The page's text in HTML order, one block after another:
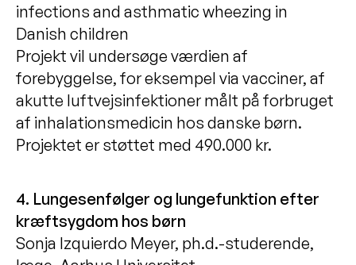
infections and asthmatic wheezing in
Danish children
Projekt vil undersøge værdien af
forebyggelse, for eksempel via vacciner, af
akutte luftvejsinfektioner målt på forbruget
af inhalationsmedicin hos danske børn.
Projektet er støttet med 490.000 kr.
4. Lungesenfølger og lungefunktion efter
kræftsygdom hos børn
Sonja Izquierdo Meyer, ph.d.-studerende,